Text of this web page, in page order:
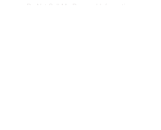
Do Not Sell My Personal Information